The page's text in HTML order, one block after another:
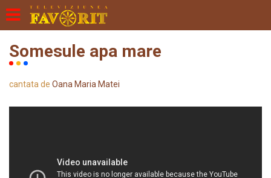
Somesule apa mare
cantata de Oana Maria Matei